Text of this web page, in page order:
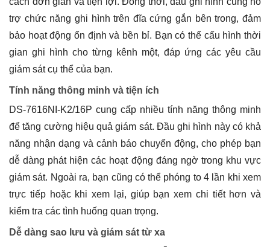
trợ chức năng ghi hình trên đĩa cứng gắn bên trong, đảm
bảo hoạt động ổn định và bền bỉ. Bạn có thể cấu hình thời
gian ghi hình cho từng kênh một, đáp ứng các yêu cầu
giám sát cụ thể của bạn.
Tính năng thông minh và tiện ích
DS-7616NI-K2/16P cung cấp nhiều tính năng thông minh
để tăng cường hiệu quả giám sát. Đầu ghi hình này có khả
năng nhận dạng và cảnh báo chuyển động, cho phép bạn
dễ dàng phát hiện các hoạt động đáng ngờ trong khu vực
giám sát. Ngoài ra, bạn cũng có thể phóng to 4 lần khi xem
trực tiếp hoặc khi xem lại, giúp bạn xem chi tiết hơn và
kiểm tra các tình huống quan trọng.
Dễ dàng sao lưu và giám sát từ xa